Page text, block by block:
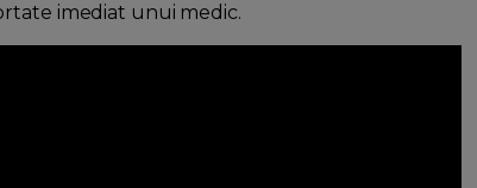
imediat unui medic.